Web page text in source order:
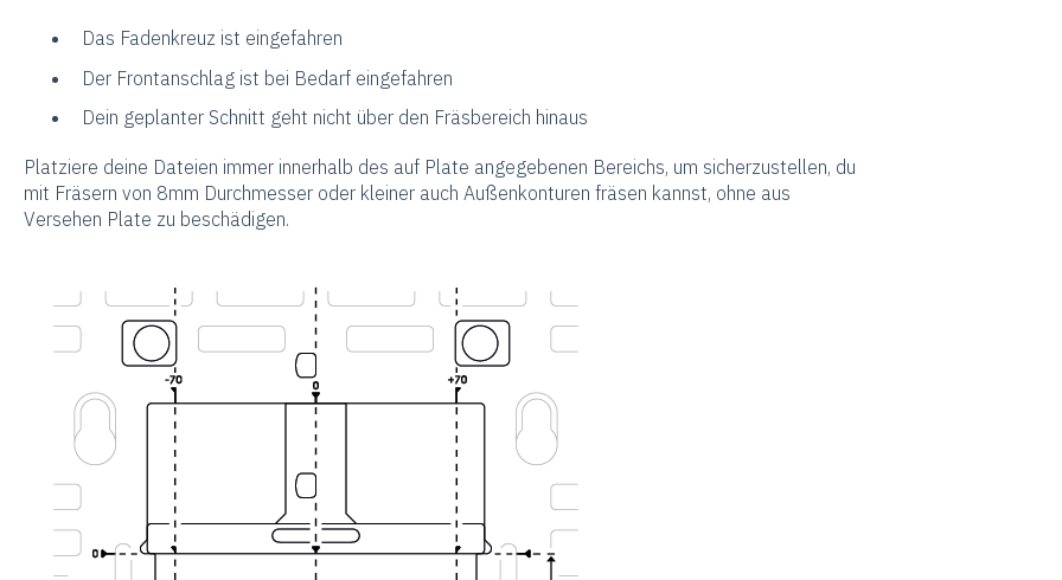
Das Fadenkreuz ist eingefahren
Der Frontanschlag ist bei Bedarf eingefahren
Dein geplanter Schnitt geht nicht über den Fräsbereich hinaus
Platziere deine Dateien immer innerhalb des auf Plate angegebenen Bereichs, um sicherzustellen, du
mit Fräsern von 8mm Durchmesser oder kleiner auch Außenkonturen fräsen kannst, ohne aus
Versehen Plate zu beschädigen.